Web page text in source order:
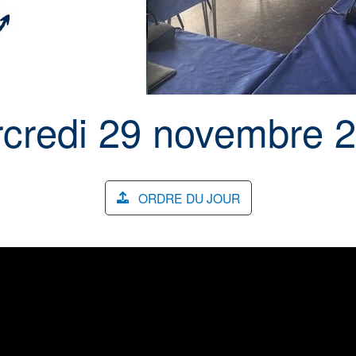
29 novembre
ORDRE DU JOUR